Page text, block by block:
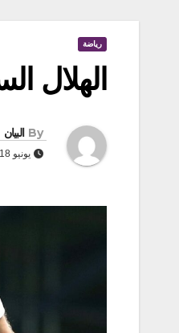
رياضة
الهلال
By البيان
يونيو 18, 2023